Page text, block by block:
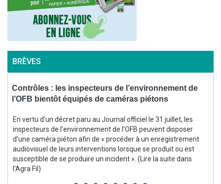
BRÈVES
Contrôles : les inspecteurs de l’environnement de
l’OFB bientôt équipés de caméras piétons
En vertu d’un décret paru au Journal officiel le 31 juillet, les
inspecteurs de l’environnement de l’OFB peuvent disposer
d’une caméra piéton afin de « procéder à un enregistrement
audiovisuel de leurs interventions lorsque se produit ou est
susceptible de se produire un incident ». (Lire la suite dans
l'Agra Fil)